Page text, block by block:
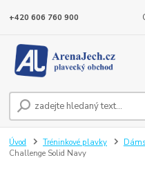
+420 606 760 900
Úvod Tréninkové plavky
Challenge Solid Navy